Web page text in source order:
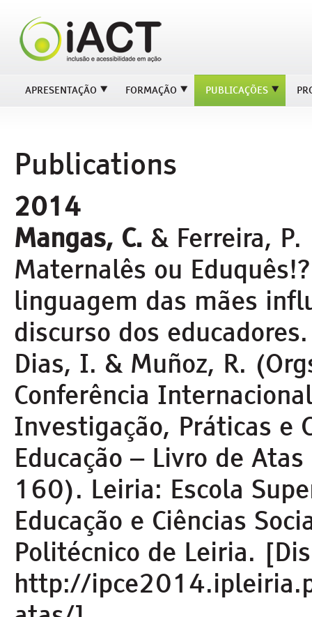
APRESENTAÇÃO FORMAÇÃO PUBLICAÇÕES
Publications
2014
Mangas, C. & Ferreira,
Maternalês ou
linguagem das mães
discurso dos
Dias, I. & Muñoz, R.
Conferência
Investigação, Práticas e
Educação – Livro de
160). Leiria: Escola
Educação e Ciências
Politécnico de Leiria.
http://